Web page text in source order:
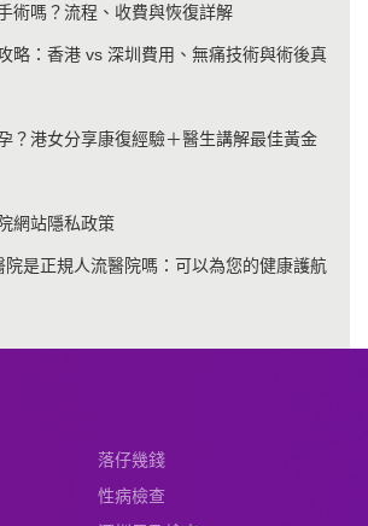
術嗎？流程、收費與恢復詳解
略：香港 vs 深圳費用、無痛技術與術後真
？港女分享康復經驗＋醫生講解最佳黃金
網站隱私政策
院是正規人流醫院嗎：可以為您的健康護航
落仔幾錢
性病檢查